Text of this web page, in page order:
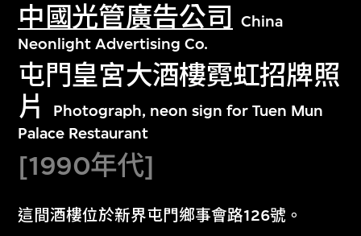
中國光管廣告公司
China
Neonlight Advertising Co.
屯門皇宮大酒樓霓虹招牌照
片
Photograph, neon sign for Tuen Mun
Palace Restaurant
[1990年代]
這間酒樓位於新界屯門鄉事會路126號。